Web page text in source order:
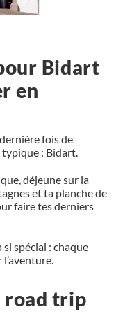
Bidart
en
fois de
typique : Bidart.
déjeune sur la
et ta planche de
faire tes derniers
si spécial : chaque
road trip